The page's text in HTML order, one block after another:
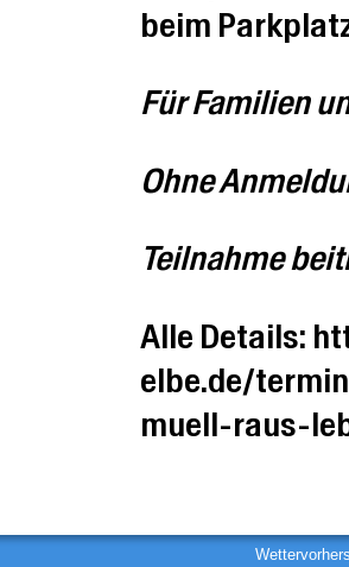
beim
Für Familien
Ohne
Teilnahme
Alle Details:
elbe.de/
muell-raus-